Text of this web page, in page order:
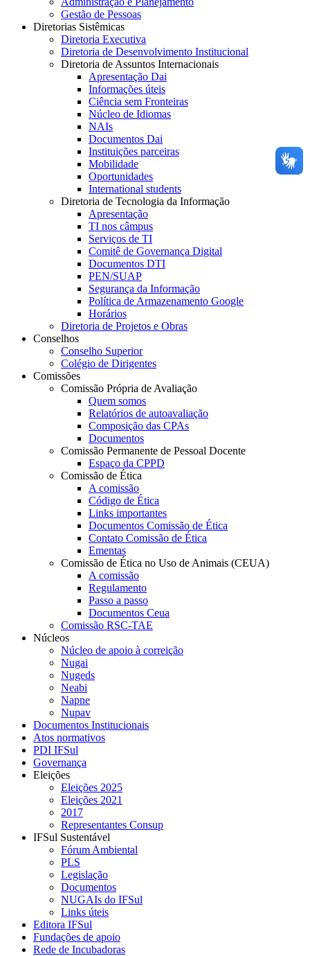
Gestão de Pessoas
Diretorias Sistêmicas
Diretoria Executiva
Diretoria de Desenvolvimento Institucional
Diretoria de Assuntos Internacionais
Apresentação Dai
Informações úteis
Ciência sem Fronteiras
Núcleo de Idiomas
NAIs
Documentos Dai
Instituições parceiras
Mobilidade
Oportunidades
International students
Diretoria de Tecnologia da Informação
Apresentação
TI nos câmpus
Serviços de TI
Comitê de Governança Digital
Documentos DTI
PEN/SUAP
Segurança da Informação
Política de Armazenamento Google
Horários
Diretoria de Projetos e Obras
Conselhos
Conselho Superior
Colégio de Dirigentes
Comissões
Comissão Própria de Avaliação
Quem somos
Relatórios de autoavaliação
Composição das CPAs
Documentos
Comissão Permanente de Pessoal Docente
Espaço da CPPD
Comissão de Ética
A comissão
Código de Ética
Links importantes
Documentos Comissão de Ética
Contato Comissão de Ética
Ementas
Comissão de Ética no Uso de Animais (CEUA)
A comissão
Regulamento
Passo a passo
Documentos Ceua
Comissão RSC-TAE
Núcleos
Núcleo de apoio à correição
Nugai
Nugeds
Neabi
Napne
Nupav
Documentos Institucionais
Atos normativos
PDI IFSul
Governança
Eleições
Eleições 2025
Eleições 2021
2017
Representantes Consup
IFSul Sustentável
Fórum Ambiental
PLS
Legislação
Documentos
NUGAIs do IFSul
Links úteis
Editora IFSul
Fundações de apoio
Rede de Incubadoras